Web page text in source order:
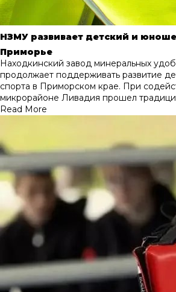
НЗМУ развивает детский и
Приморье
Находкинский завод минеральных
продолжает поддерживать развитие
спорта в Приморском крае. При
микрорайоне Ливадия прошел
Read More